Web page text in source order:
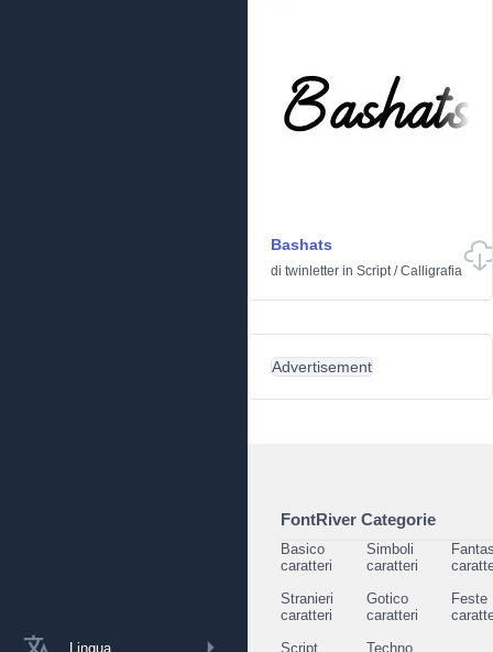
Lingua
Bashats
di twinletter in Script/Calligrafia
Advertisement
FontRiver Categorie
Basico
caratteri
Simboli
caratteri
Stranieri
caratteri
Gotico
caratteri
Feste
Script
Techno